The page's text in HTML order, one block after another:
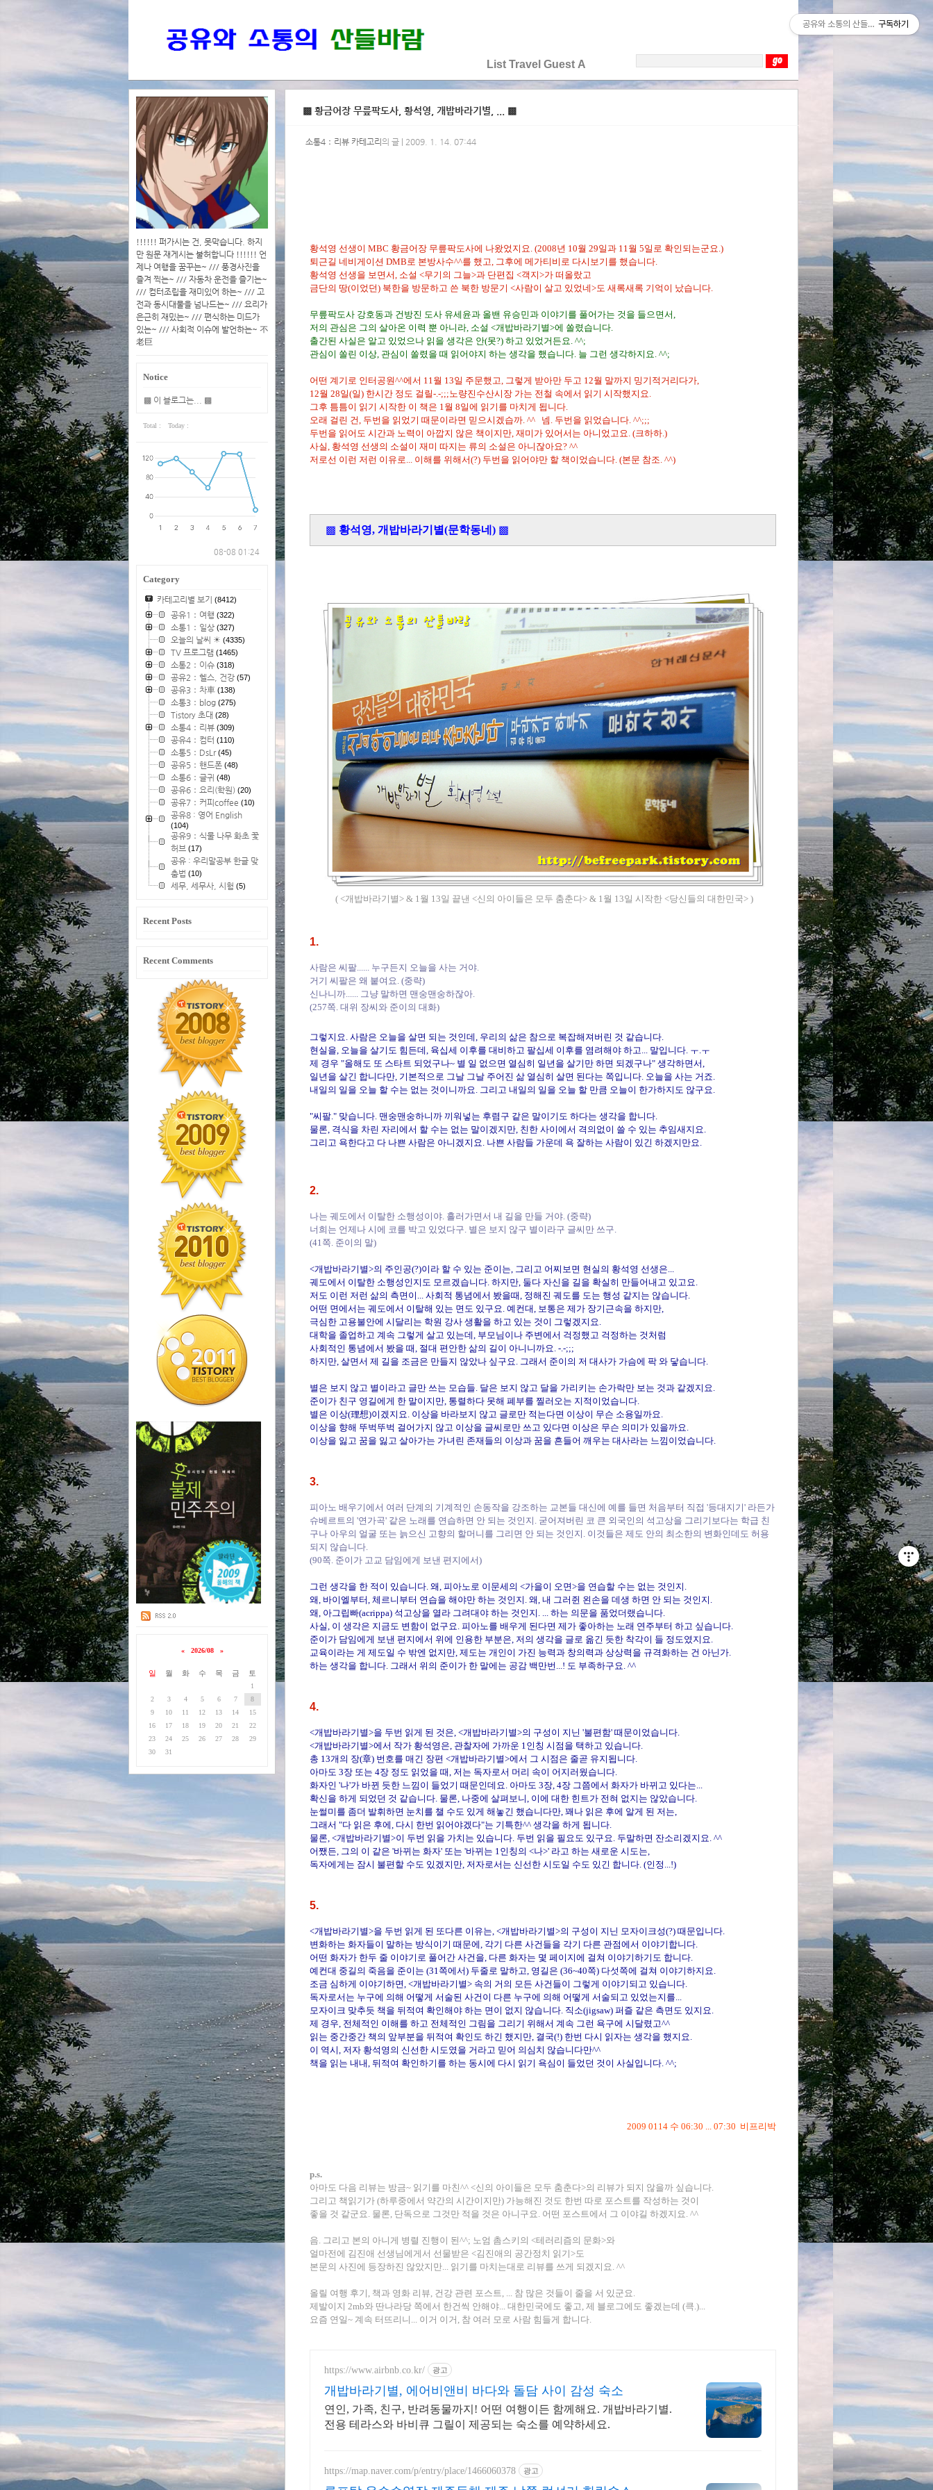
List Travel Guest A
!!!!!! 퍼가시는 건, 못막습니다. 하지
만 원문 재게시는 불허합니다 !!!!!! 언
제나 여행을 꿈꾸는~ /// 풍경사진을
즐겨 찍는~ /// 자동차 운전을 즐기는~
/// 컴터조립을 재미있어 하는~ /// 고
전과 동시대물을 넘나드는~ /// 요리가
은근히 재밌는~ /// 편식하는 미드가
있는~ /// 사회적 이슈에 발언하는~ 不
老巨
Notice
▩ 이 블로그는... ▩
Total : Today :
08-08 01:24
Category
카테고리별 보기 (8412)
공유1：여행 (322)
소통1：일상(327)
오늘의 날씨 ☀ (4335)
TV 프로그램 (1465)
소통2：이슈(318)
공유2：헬스, 건강(57)
공유3：차車(138)
소통3：blog(275)
Tistory 초대 (28)
소통4：리뷰(309)
공유4：컴터 (110)
소통5：DsLr(45)
공유5：핸드폰(48)
소통6：글귀 (48)
공유6：요리(학원)(20)
공유7：커피coffee (10)
공유8 : 영어 English
(104)
공유9：식물 나무 화초 꽃
허브 (17)
공유 : 우리말공부 한글 맞
춤법 (10)
세무, 세무사, 시험 (5)
Recent Posts
Recent Comments
« 2026/08 »
일 월 화 수 목 금 토
1
2
3 4 5 6 7
8
9
10 11 12 13 14
15
16
17 18 19 20 21
22
23
24 25 26 27 28
29
30
31
▩ 황금어장 무릎팍도사, 황석영, 개밥바라기별, ... ▩
소통4：리뷰 카테고리 의 글 | 2009. 1. 14. 07:44
황석영 선생이 MBC 황금어장 무릎팍도사에 나왔었지요. (2008년 10월 29일과 11월 5일로 확인되는군요.)
퇴근길 네비게이션 DMB로 본방사수^^를 했고, 그후에 메가티비로 다시보기를 했습니다.
황석영 선생을 보면서, 소설 <무기의 그늘>과 단편집 <객지>가 떠올랐고
금단의 땅(이었던) 북한을 방문하고 쓴 북한 방문기 <사람이 살고 있었네>도 새록새록 기억이 났습니다.
무릎팍도사 강호동과 건방진 도사 유세윤과 올밴 유승민과 이야기를 풀어가는 것을 들으면서,
저의 관심은 그의 살아온 이력 뿐 아니라, 소설 <개밥바라기별>에 쏠렸습니다.
출간된 사실은 알고 있었으나 읽을 생각은 안(못?) 하고 있었거든요. ^^;
관심이 쏠린 이상, 관심이 쏠렸을 때 읽어야지 하는 생각을 했습니다. 늘 그런 생각하지요. ^^;
어떤 계기로 인터공원^^에서 11월 13일 주문했고, 그렇게 받아만 두고 12월 말까지 밍기적거리다가,
12월 28일(일) 한시간 정도 걸릴-.-;;;노량진수산시장 가는 전철 속에서 읽기 시작했지요.
그후 틈틈이 읽기 시작한 이 책은 1월 8일에 읽기를 마치게 됩니다.
오래 걸린 건, 두번을 읽었기 때문이라면 믿으시겠습까. ^^ 넴. 두번을 읽었습니다. ^^;;;
두번을 읽어도 시간과 노력이 아깝지 않은 책이지만, 재미가 있어서는 아니었고요. (크하하.)
사실, 황석영 선생의 소설이 재미 따지는 류의 소설은 아니잖아요? ^^
저로선 이런 저런 이유로... 이해를 위해서(?) 두번을 읽어야만 할 책이었습니다. (본문 참조. ^^)
▩ 황석영, 개밥바라기별(문학동네) ▩
( <개밥바라기별> & 1월 13일 끝낸 <신의 아이들은 모두 춤춘다> & 1월 13일 시작한 <당신들의 대한민국> )
1.
사람은 씨팔...... 누구든지 오늘을 사는 거야.
거기 씨팔은 왜 붙여요. (중략)
신나니까...... 그냥 말하면 맨숭맨숭하잖아.
(257쪽. 대위 장씨와 준이의 대화)
그렇지요. 사람은 오늘을 살면 되는 것인데, 우리의 삶은 참으로 복잡해져버린 것 같습니다.
현실을, 오늘을 살기도 힘든데, 육십세 이후를 대비하고 팔십세 이후를 염려해야 하고... 말입니다. ㅜ.ㅜ
제 경우 "올해도 또 스타트 되었구나~ 별 일 없으면 열심히 일년을 살기만 하면 되겠구나" 생각하면서,
일년을 살긴 합니다만, 기본적으로 그날 그날 주어진 삶 열심히 살면 된다는 쪽입니다. 오늘을 사는 거죠.
내일의 일을 오늘 할 수는 없는 것이니까요. 그리고 내일의 일을 오늘 할 만큼 오늘이 한가하지도 않구요.
"씨팔." 맞습니다. 맨숭맨숭하니까 끼워넣는 후렴구 같은 말이기도 하다는 생각을 합니다.
물론, 격식을 차린 자리에서 할 수는 없는 말이겠지만, 친한 사이에서 격의없이 쓸 수 있는 추임새지요.
그리고 욕한다고 다 나쁜 사람은 아니겠지요. 나쁜 사람들 가운데 욕 잘하는 사람이 있긴 하겠지만요.
2.
나는 궤도에서 이탈한 소행성이야. 흘러가면서 내 길을 만들 거야. (중략)
너희는 언제나 시에 코를 박고 있었다구. 별은 보지 않구 별이라구 글씨만 쓰구.
(41쪽. 준이의 말)
<개밥바라기별>의 주인공(?)이라 할 수 있는 준이는, 그리고 어찌보면 현실의 황석영 선생은...
궤도에서 이탈한 소행성인지도 모르겠습니다. 하지만, 둘다 자신을 길을 확실히 만들어내고 있고요.
저도 이런 저런 삶의 측면이... 사회적 통념에서 봤을때, 정해진 궤도를 도는 행성 같지는 않습니다.
어떤 면에서는 궤도에서 이탈해 있는 면도 있구요. 예컨대, 보통은 제가 장기근속을 하지만,
극심한 고용불안에 시달리는 학원 강사 생활을 하고 있는 것이 그렇겠지요.
대학을 졸업하고 계속 그렇게 살고 있는데, 부모님이나 주변에서 걱정했고 걱정하는 것처럼
사회적인 통념에서 봤을 때, 절대 편안한 삶의 길이 아니니까요. -.-;;;
하지만, 살면서 제 길을 조금은 만들지 않았나 싶구요. 그래서 준이의 저 대사가 가슴에 팍 와 닿습니다.
별은 보지 않고 별이라고 글만 쓰는 모습들. 달은 보지 않고 달을 가리키는 손가락만 보는 것과 같겠지요.
준이가 친구 영길에게 한 말이지만, 통렬하다 못해 폐부를 찔러오는 지적이었습니다.
별은 이상(理想)이겠지요. 이상을 바라보지 않고 글로만 적는다면 이상이 무슨 소용일까요.
이상을 향해 뚜벅뚜벅 걸어가지 않고 이상을 글씨로만 쓰고 있다면 이상은 무슨 의미가 있을까요.
이상을 잃고 꿈을 잃고 살아가는 가녀린 존재들의 이상과 꿈을 흔들어 깨우는 대사라는 느낌이었습니다.
3.
피아노 배우기에서 여러 단계의 기계적인 손동작을 강조하는 교본들 대신에 예를 들면 처음부터 직접 '등대지기' 라든가
슈베르트의 '연가곡' 같은 노래를 연습하면 안 되는 것인지. 굳어져버린 코 큰 외국인의 석고상을 그리기보다는 학급 친
구나 아우의 얼굴 또는 늙으신 고향의 할머니를 그리면 안 되는 것인지. 이것들은 제도 안의 최소한의 변화인데도 허용
되지 않습니다.
(90쪽. 준이가 고교 담임에게 보낸 편지에서)
그런 생각을 한 적이 있습니다. 왜, 피아노로 이문세의 <가을이 오면>을 연습할 수는 없는 것인지.
왜, 바이엘부터, 체르니부터 연습을 해야만 하는 것인지. 왜, 내 그러쥔 왼손을 데생 하면 안 되는 것인지.
왜, 아그립빠(acrippa) 석고상을 열라 그려대야 하는 것인지. ... 하는 의문을 품었더랬습니다.
사실, 이 생각은 지금도 변함이 없구요. 피아노를 배우게 된다면 제가 좋아하는 노래 연주부터 하고 싶습니다.
준이가 담임에게 보낸 편지에서 위에 인용한 부분은, 저의 생각을 글로 옮긴 듯한 착각이 들 정도였지요.
교육이라는 게 제도일 수 밖엔 없지만, 제도는 개인이 가진 능력과 창의력과 상상력을 규격화하는 건 아닌가.
하는 생각을 합니다. 그래서 위의 준이가 한 말에는 공감 백만번...! 도 부족하구요. ^^
4.
<개밥바라기별>을 두번 읽게 된 것은, <개밥바라기별>의 구성이 지닌 '불편함' 때문이었습니다.
<개밥바라기별>에서 작가 황석영은, 관찰자에 가까운 1인칭 시점을 택하고 있습니다.
총 13개의 장(章) 번호를 매긴 장편 <개밥바라기별>에서 그 시점은 줄곧 유지됩니다.
아마도 3장 또는 4장 정도 읽었을 때, 저는 독자로서 머리 속이 어지러웠습니다.
화자인 '나'가 바뀐 듯한 느낌이 들었기 때문인데요. 아마도 3장, 4장 그쯤에서 화자가 바뀌고 있다는...
확신을 하게 되었던 것 같습니다. 물론, 나중에 살펴보니, 이에 대한 힌트가 전혀 없지는 않았습니다.
눈썰미를 좀더 발휘하면 눈치를 챌 수도 있게 해놓긴 했습니다만, 꽤나 읽은 후에 알게 된 저는,
그래서 "다 읽은 후에, 다시 한번 읽어야겠다"는 기특한^^ 생각을 하게 됩니다.
물론, <개밥바라기별>이 두번 읽을 가치는 있습니다. 두번 읽을 필요도 있구요. 두말하면 잔소리겠지요. ^^
어쨌든, 그의 이 같은 '바뀌는 화자' 또는 '바뀌는 1인칭의 <나>' 라고 하는 새로운 시도는,
독자에게는 잠시 불편할 수도 있겠지만, 저자로서는 신선한 시도일 수도 있긴 합니다. (인정...!)
5.
<개밥바라기별>을 두번 읽게 된 또다른 이유는, <개밥바라기별>의 구성이 지닌 모자이크성(?) 때문입니다.
변화하는 화자들이 말하는 방식이기 때문에, 각기 다른 사건들을 각기 다른 관점에서 이야기합니다.
어떤 화자가 한두 줄 이야기로 풀어간 사건을, 다른 화자는 몇 페이지에 걸쳐 이야기하기도 합니다.
예컨대 중길의 죽음을 준이는 (31쪽에서) 두줄로 말하고, 영길은 (36~40쪽) 다섯쪽에 걸쳐 이야기하지요.
조금 심하게 이야기하면, <개밥바라기별> 속의 거의 모든 사건들이 그렇게 이야기되고 있습니다.
독자로서는 누구에 의해 어떻게 서술된 사건이 다른 누구에 의해 어떻게 서술되고 있었는지를...
모자이크 맞추듯 책을 뒤적여 확인해야 하는 면이 없지 않습니다. 직소(jigsaw) 퍼즐 같은 측면도 있지요.
제 경우, 전체적인 이해를 하고 전체적인 그림을 그리기 위해서 계속 그런 욕구에 시달렸고^^
읽는 중간중간 책의 앞부분을 뒤적여 확인도 하긴 했지만, 결국(!) 한번 다시 읽자는 생각을 했지요.
이 역시, 저자 황석영의 신선한 시도였을 거라고 믿어 의심치 않습니다만^^
책을 읽는 내내, 뒤적여 확인하기를 하는 동시에 다시 읽기 욕심이 들었던 것이 사실입니다. ^^;
2009 0114 수 06:30 ... 07:30 비프리박
p.s.
아마도 다음 리뷰는 방금~ 읽기를 마친^^ <신의 아이들은 모두 춤춘다>의 리뷰가 되지 않을까 싶습니다.
그리고 책읽기가 (하루중에서 약간의 시간이지만) 가능해진 것도 한번 따로 포스트를 작성하는 것이
좋을 것 같군요. 물론, 단독으로 그것만 적을 것은 아니구요. 어떤 포스트에서 그 이야길 하겠지요. ^^
음. 그리고 본의 아니게 병렬 진행이 된^^; 노엄 촘스키의 <테러리즘의 문화>와
얼마전에 김진애 선생님에게서 선물받은 <김진애의 공간정치 읽기>도
본문의 사진에 등장하진 않았지만... 읽기를 마치는대로 리뷰를 쓰게 되겠지요. ^^
올릴 여행 후기, 책과 영화 리뷰, 건강 관련 포스트, ... 참 많은 것들이 줄을 서 있군요.
제발이지 2mb와 딴나라당 쪽에서 한건씩 안해야... 대한민국에도 좋고, 제 블로그에도 좋겠는데 (큭.)...
요즘 연일~ 계속 터뜨리니... 이거 이거, 참 여러 모로 사람 힘들게 합니다.
https://www.airbnb.co.kr/ 광고
개밥바라기별, 에어비앤비 바다와 돌담 사이 감성 숙소
연인, 가족, 친구, 반려동물까지! 어떤 여행이든 함께해요. 개밥바라기별.
전용 테라스와 바비큐 그릴이 제공되는 숙소를 예약하세요.
https://map.naver.com/p/entry/place/1466060378 광고
공유와 소통의 산들바람구독하기